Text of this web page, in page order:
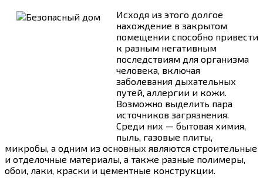
Исходя из этого долгое
нахождение в закрытом
помещении способно привести
к разным негативным
последствиям для организма
человека, включая
заболевания дыхательных
путей, аллергии и кожи.
Возможно выделить пара
источников загрязнения.
Среди них — бытовая химия,
пыль, газовые плиты,
микробы, а одним из основных являются строительные
и отделочные материалы, а также разные полимеры,
обои, лаки, краски и цементные конструкции.